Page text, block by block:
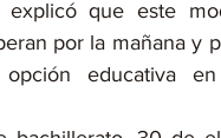
que este
por la mañana y
educativa